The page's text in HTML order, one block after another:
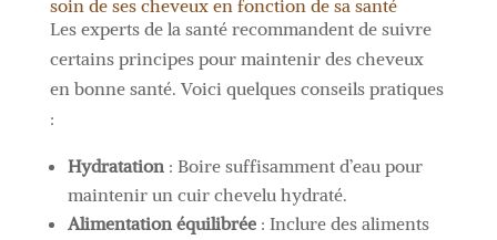
soin de ses cheveux en fonction de sa santé
Les experts de la santé recommandent de suivre
certains principes pour maintenir des cheveux
en bonne santé. Voici quelques conseils pratiques
:
Hydratation: Boire suffisamment d’eau pour
maintenir un cuir chevelu hydraté.
Alimentation équilibrée: Inclure des aliments